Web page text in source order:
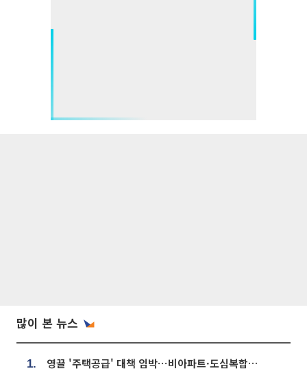
많이 본 뉴스
1. 영끌 '주택공급' 대책 임박⋯비아파트·도심복합까지 총동원